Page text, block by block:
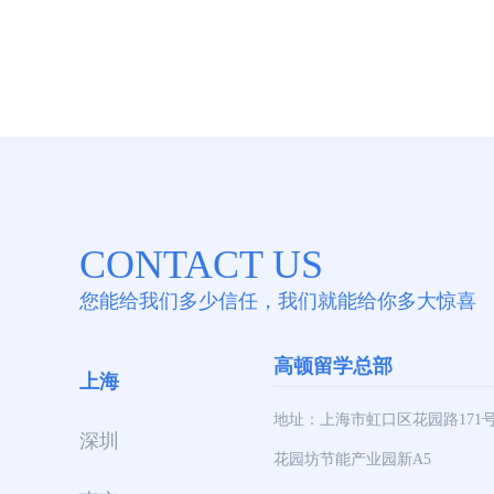
CONTACT US
您能给我们多少信任，我们就能给你多大惊喜
上海
深圳
高顿留学总部
地址：上海市虹口区花园路171
花园坊节能产业园新A5